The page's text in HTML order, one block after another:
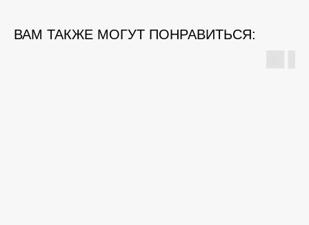
ВАМ ТАКЖЕ МОГУТ ПОНРАВИТЬСЯ: